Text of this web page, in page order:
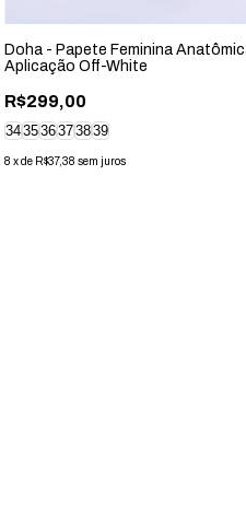
Doha - Papete Feminina
Aplicação Off-White
R$299,00
343536373839
8 xde R$37,38 sem juros